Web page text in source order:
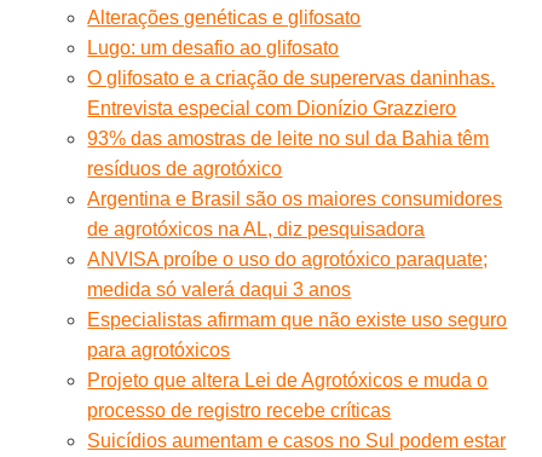
Alterações genéticas e glifosato
Lugo: um desafio ao glifosato
O glifosato e a criação de superervas daninhas.
Entrevista especial com Dionízio Grazziero
93% das amostras de leite no sul da Bahia têm
resíduos de agrotóxico
Argentina e Brasil são os maiores consumidores
de agrotóxicos na AL, diz pesquisadora
ANVISA proíbe o uso do agrotóxico paraquate;
medida só valerá daqui 3 anos
Especialistas afirmam que não existe uso seguro
para agrotóxicos
Projeto que altera Lei de Agrotóxicos e muda o
processo de registro recebe críticas
Suicídios aumentam e casos no Sul podem estar